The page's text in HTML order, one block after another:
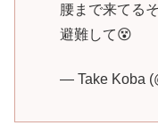
腰まで来てる
避難して😵
— Take Koba